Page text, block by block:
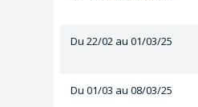
Du 22/02 au 01/03/25
Du 01/03 au 08/03/25